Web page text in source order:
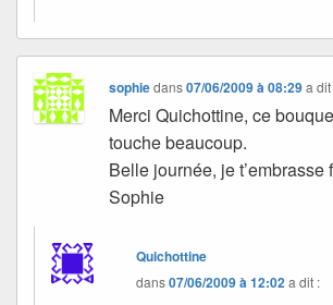
sophiedans07/06/2009 à 08:29 a
Merci Quichottine, ce
touche beaucoup.
Belle journée, je t’embrasse
Sophie
Quichottine
dans07/06/2009 à 12:02a dit :